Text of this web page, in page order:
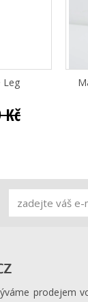
Leg
Kč
prodejem